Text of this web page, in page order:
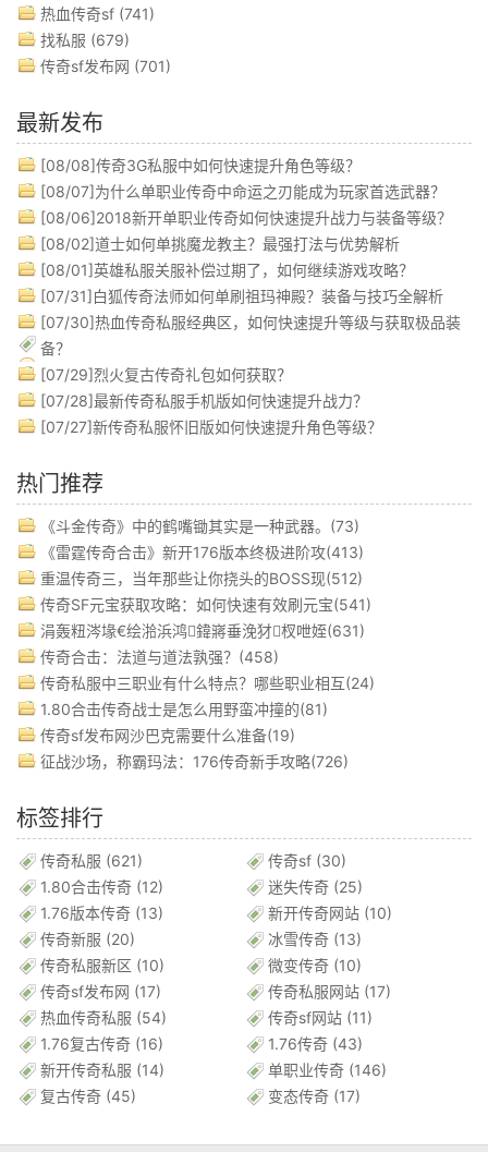
热血传奇sf (741)
找私服 (679)
传奇sf发布网 (701)
最新发布
[08/08]传奇3G私服中如何快速提升角色等级？
[08/07]为什么单职业传奇中命运之刃能成为玩家首选武器？
[08/06]2018新开单职业传奇如何快速提升战力与装备等级？
[08/02]道士如何单挑魔龙教主？最强打法与优势解析
[08/01]英雄私服关服补偿过期了，如何继续游戏攻略？
[07/31]白狐传奇法师如何单刷祖玛神殿？装备与技巧全解析
[07/30]热血传奇私服经典区，如何快速提升等级与获取极品装
备？
[07/29]烈火复古传奇礼包如何获取？
[07/28]最新传奇私服手机版如何快速提升战力？
[07/27]新传奇私服怀旧版如何快速提升角色等级？
热门推荐
《斗金传奇》中的鹤嘴锄其实是一种武器。(73)
《雷霆传奇合击》新开176版本终极进阶攻(413)
重温传奇三，当年那些让你挠头的BOSS现(512)
传奇SF元宝获取攻略：如何快速有效刷元宝(541)
涓轰粈涔堟€绘湁浜鸿鍏嶈垂浼犲杈呭姪(631)
传奇合击：法道与道法孰强？(458)
传奇私服中三职业有什么特点？哪些职业相互(24)
1.80合击传奇战士是怎么用野蛮冲撞的(81)
传奇sf发布网沙巴克需要什么准备(19)
征战沙场，称霸玛法：176传奇新手攻略(726)
标签排行
传奇私服 (621) 传奇sf (30)
1.80合击传奇 (12) 迷失传奇 (25)
1.76版本传奇 (13) 新开传奇网站 (10)
传奇新服 (20) 冰雪传奇 (13)
传奇私服新区 (10) 微变传奇 (10)
传奇sf发布网 (17) 传奇私服网站 (17)
热血传奇私服 (54) 传奇sf网站 (11)
1.76复古传奇 (16) 1.76传奇 (43)
新开传奇私服 (14) 单职业传奇 (146)
复古传奇 (45) 变态传奇 (17)